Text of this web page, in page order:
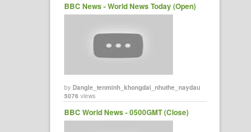
BBC News - World News Today (Open)
byDangle_tenminh_khongdai_nhuthe_naydau
5076 views
BBC World News - 0500GMT (Close)